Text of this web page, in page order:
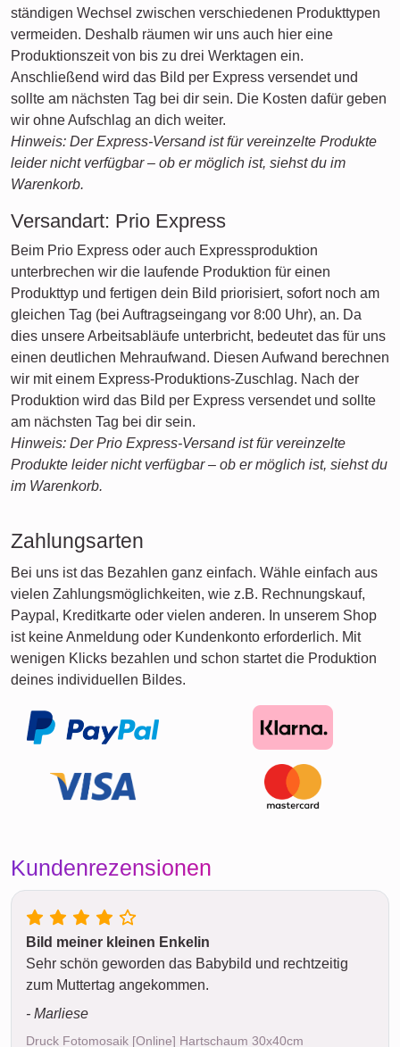
ständigen Wechsel zwischen verschiedenen Produkttypen
vermeiden. Deshalb räumen wir uns auch hier eine
Produktionszeit von bis zu drei Werktagen ein.
Anschließend wird das Bild per Express versendet und
sollte am nächsten Tag bei dir sein. Die Kosten dafür geben
wir ohne Aufschlag an dich weiter.
Hinweis: Der Express-Versand ist für vereinzelte Produkte
leider nicht verfügbar – ob er möglich ist, siehst du im
Warenkorb.
Versandart: Prio Express
Beim Prio Express oder auch Expressproduktion
unterbrechen wir die laufende Produktion für einen
Produkttyp und fertigen dein Bild priorisiert, sofort noch am
gleichen Tag (bei Auftragseingang vor 8:00 Uhr), an. Da
dies unsere Arbeitsabläufe unterbricht, bedeutet das für uns
einen deutlichen Mehraufwand. Diesen Aufwand berechnen
wir mit einem Express-Produktions-Zuschlag. Nach der
Produktion wird das Bild per Express versendet und sollte
am nächsten Tag bei dir sein.
Hinweis: Der Prio Express-Versand ist für vereinzelte
Produkte leider nicht verfügbar – ob er möglich ist, siehst du
im Warenkorb.
Zahlungsarten
Bei uns ist das Bezahlen ganz einfach. Wähle einfach aus
vielen Zahlungsmöglichkeiten, wie z.B. Rechnungskauf,
Paypal, Kreditkarte oder vielen anderen. In unserem Shop
ist keine Anmeldung oder Kundenkonto erforderlich. Mit
wenigen Klicks bezahlen und schon startet die Produktion
deines individuellen Bildes.
Kundenrezensionen
Bild meiner kleinen Enkelin
Sehr schön geworden das Babybild und rechtzeitig
zum Muttertag angekommen.
- Marliese
Druck Fotomosaik [Online] Hartschaum 30x40cm